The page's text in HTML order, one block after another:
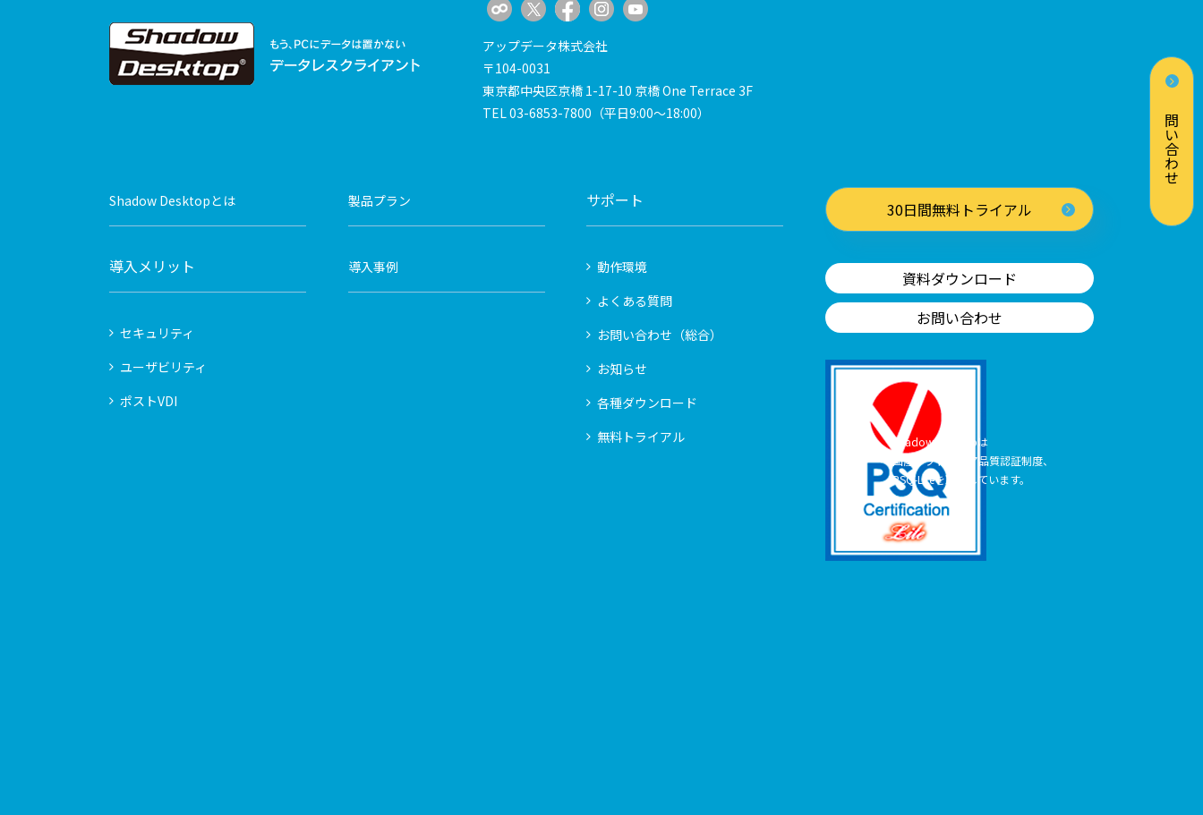
お問い合わせ
アップデータ株式会社
〒104-0031
東京都中央区京橋 1-17-10 京橋 One Terrace 3F
TEL03-6853-7800 （平日9:00～18:00）
Shadow Desktopとは
導入メリット
セキュリティ
ユーザビリティ
ポストVDI
製品プラン
導入事例
サポート
動作環境
よくある質問
お問い合わせ（総合）
お知らせ
各種ダウンロード
無料トライアル
30日間無料トライアル
資料ダウンロード
お問い合わせ
Shadow Desktopは
国産ソフトウェア品質認証制度、
PSQ-Liteを取得しています。